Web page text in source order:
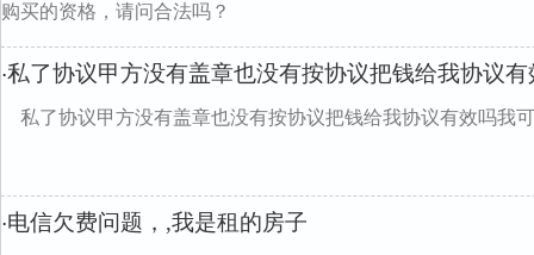
购买的资格，请问合法吗？
·私了协议甲方没有盖章也没有按协议把钱给我协议
私了协议甲方没有盖章也没有按协议把钱给我协议有效吗我
·电信欠费问题，,我是租的房子